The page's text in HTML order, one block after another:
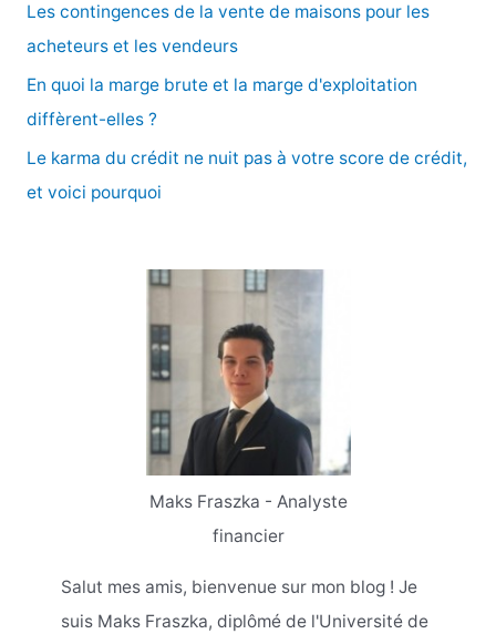
Les contingences de la vente de maisons pour les
acheteurs et les vendeurs
En quoi la marge brute et la marge d'exploitation
diffèrent-elles ?
Le karma du crédit ne nuit pas à votre score de crédit,
et voici pourquoi
Maks Fraszka - Analyste
financier
Salut mes amis, bienvenue sur mon blog ! Je
suis Maks Fraszka, diplômé de l'Université de